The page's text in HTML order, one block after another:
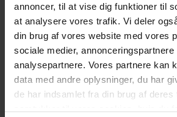
annoncer, til at vise dig funktioner til
at analysere vores trafik. Vi deler
din brug af vores website med vores
sociale medier, annonceringspartnere
analysepartnere. Vores partnere kan
data med andre oplysninger, du har
de har indsamlet fra din brug af deres
Udvalgte til dig
Tilføj til ønskeliste
Chesterfield Gavl 140×200